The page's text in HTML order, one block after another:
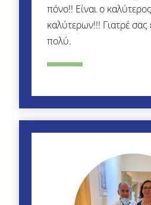
πόνο!! Είναι ο
καλύτερων!!! Γιατρέ
πολύ.